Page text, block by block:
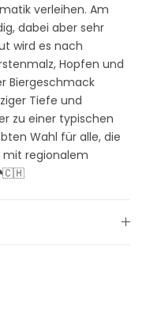
verleihen. Am
dabei aber sehr
wird es nach
Hopfen und
Biergeschmack
Tiefe und
zu einer typischen
Wahl für alle, die
mit regionalem